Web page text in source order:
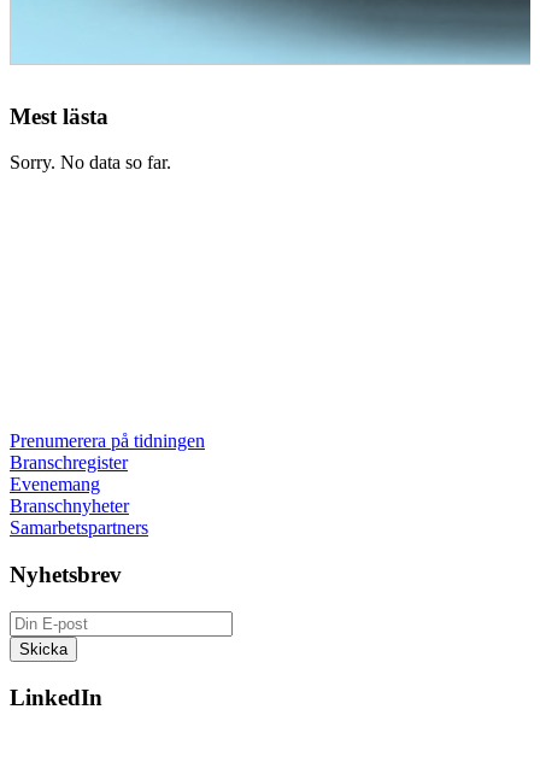
Mest lästa
Sorry. No data so far.
Prenumerera på tidningen
Branschregister
Evenemang
Branschnyheter
Samarbetspartners
Nyhetsbrev
LinkedIn